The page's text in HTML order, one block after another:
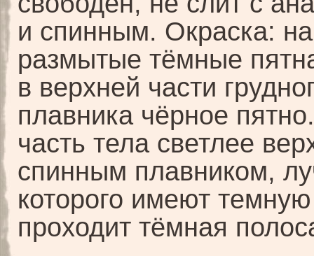
и спинным. Окраска:
размытые тёмные
в верхней части
плавника чёрное
часть тела светлее
спинным плавником,
которого имеют
проходит тёмная